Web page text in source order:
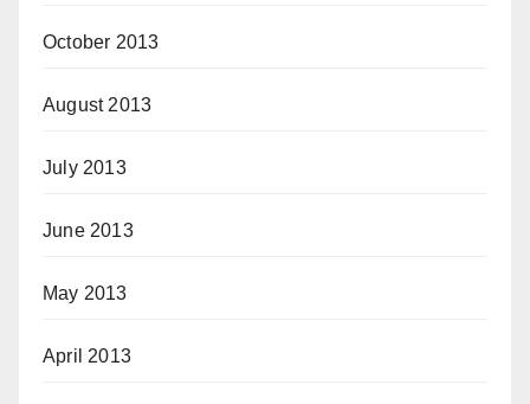
October 2013
August 2013
July 2013
June 2013
May 2013
April 2013